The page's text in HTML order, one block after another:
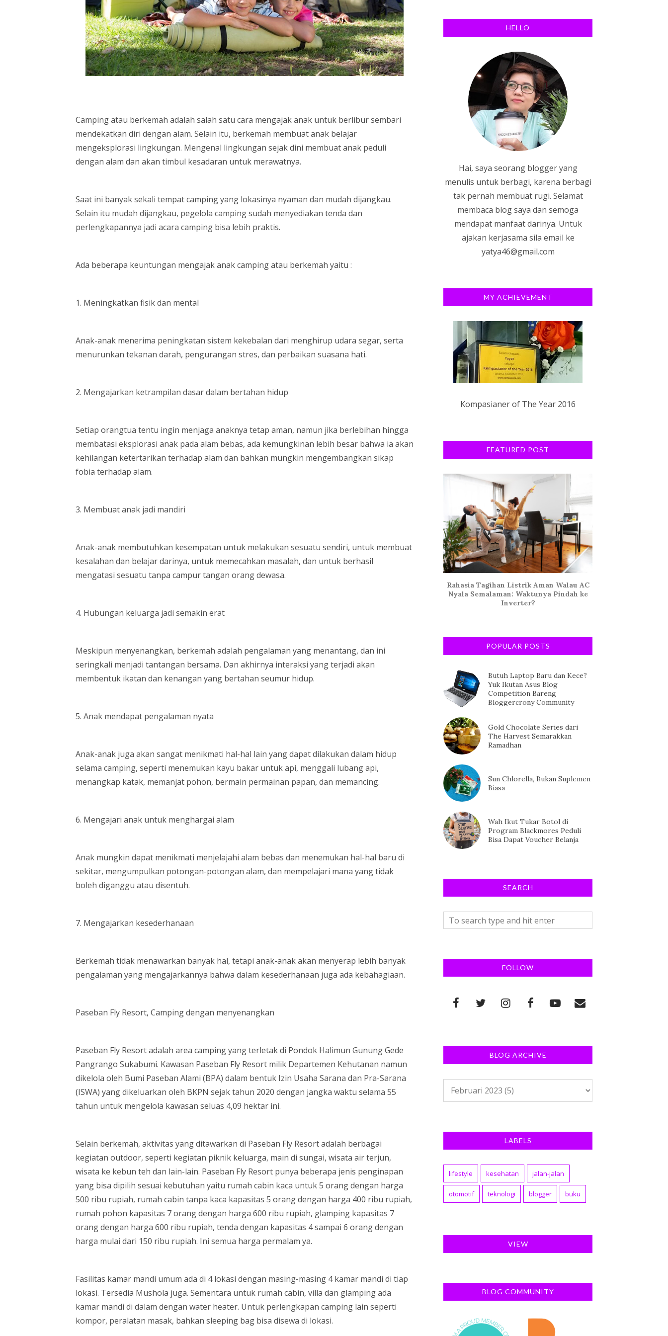
Camping atau berkemah adalah salah satu cara mengajak anak untuk berlibur sembari
mendekatkan diri dengan alam. Selain itu, berkemah membuat anak belajar
mengeksplorasi lingkungan. Mengenal lingkungan sejak dini membuat anak peduli
dengan alam dan akan timbul kesadaran untuk merawatnya.
Saat ini banyak sekali tempat camping yang lokasinya nyaman dan mudah dijangkau.
Selain itu mudah dijangkau, pegelola camping sudah menyediakan tenda dan
perlengkapannya jadi acara camping bisa lebih praktis.
Ada beberapa keuntungan mengajak anak camping atau berkemah yaitu :
1. Meningkatkan fisik dan mental
Anak-anak menerima peningkatan sistem kekebalan dari menghirup udara segar, serta
menurunkan tekanan darah, pengurangan stres, dan perbaikan suasana hati.
2. Mengajarkan ketrampilan dasar dalam bertahan hidup
Setiap orangtua tentu ingin menjaga anaknya tetap aman, namun jika berlebihan hingga
membatasi eksplorasi anak pada alam bebas, ada kemungkinan lebih besar bahwa ia akan
kehilangan ketertarikan terhadap alam dan bahkan mungkin mengembangkan sikap
fobia terhadap alam.
3. Membuat anak jadi mandiri
Anak-anak membutuhkan kesempatan untuk melakukan sesuatu sendiri, untuk membuat
kesalahan dan belajar darinya, untuk memecahkan masalah, dan untuk berhasil
mengatasi sesuatu tanpa campur tangan orang dewasa.
4. Hubungan keluarga jadi semakin erat
Meskipun menyenangkan, berkemah adalah pengalaman yang menantang, dan ini
seringkali menjadi tantangan bersama. Dan akhirnya interaksi yang terjadi akan
membentuk ikatan dan kenangan yang bertahan seumur hidup.
5. Anak mendapat pengalaman nyata
Anak-anak juga akan sangat menikmati hal-hal lain yang dapat dilakukan dalam hidup
selama camping, seperti menemukan kayu bakar untuk api, menggali lubang api,
menangkap katak, memanjat pohon, bermain permainan papan, dan memancing.
6. Mengajari anak untuk menghargai alam
Anak mungkin dapat menikmati menjelajahi alam bebas dan menemukan hal-hal baru di
sekitar, mengumpulkan potongan-potongan alam, dan mempelajari mana yang tidak
boleh diganggu atau disentuh.
7. Mengajarkan kesederhanaan
Berkemah tidak menawarkan banyak hal, tetapi anak-anak akan menyerap lebih banyak
pengalaman yang mengajarkannya bahwa dalam kesederhanaan juga ada kebahagiaan.
Paseban Fly Resort, Camping dengan menyenangkan
Paseban Fly Resort adalah area camping yang terletak di Pondok Halimun Gunung Gede
Pangrango Sukabumi. Kawasan Paseban Fly Resort milik Departemen Kehutanan namun
dikelola oleh Bumi Paseban Alami (BPA) dalam bentuk Izin Usaha Sarana dan Pra-Sarana
(ISWA) yang dikeluarkan oleh BKPN sejak tahun 2020 dengan jangka waktu selama 55
tahun untuk mengelola kawasan seluas 4,09 hektar ini.
Selain berkemah, aktivitas yang ditawarkan di Paseban Fly Resort adalah berbagai
kegiatan outdoor, seperti kegiatan piknik keluarga, main di sungai, wisata air terjun,
wisata ke kebun teh dan lain-lain. Paseban Fly Resort punya beberapa jenis penginapan
yang bisa dipilih sesuai kebutuhan yaitu rumah cabin kaca untuk 5 orang dengan harga
500 ribu rupiah, rumah cabin tanpa kaca kapasitas 5 orang dengan harga 400 ribu rupiah,
rumah pohon kapasitas 7 orang dengan harga 600 ribu rupiah, glamping kapasitas 7
orang dengan harga 600 ribu rupiah, tenda dengan kapasitas 4 sampai 6 orang dengan
harga mulai dari 150 ribu rupiah. Ini semua harga permalam ya.
Fasilitas kamar mandi umum ada di 4 lokasi dengan masing-masing 4 kamar mandi di tiap
lokasi. Tersedia Mushola juga. Sementara untuk rumah cabin, villa dan glamping ada
kamar mandi di dalam dengan water heater. Untuk perlengkapan camping lain seperti
kompor, peralatan masak, bahkan sleeping bag bisa disewa di lokasi.
HELLO
Hai, saya seorang blogger yang
menulis untuk berbagi, karena berbagi
tak pernah membuat rugi. Selamat
membaca blog saya dan semoga
mendapat manfaat darinya. Untuk
ajakan kerjasama sila email ke
yatya46@gmail.com
MY ACHIEVEMENT
Kompasianer of The Year 2016
FEATURED POST
Rahasia Tagihan Listrik Aman Walau AC
Nyala Semalaman: Waktunya Pindah ke
Inverter?
POPULAR POSTS
Butuh Laptop Baru dan Kece?
Yuk Ikutan Asus Blog
Competition Bareng
Bloggercrony Community
Gold Chocolate Series dari
The Harvest Semarakkan
Ramadhan
Sun Chlorella, Bukan Suplemen
Biasa
Wah Ikut Tukar Botol di
Program Blackmores Peduli
Bisa Dapat Voucher Belanja
SEARCH
FOLLOW
BLOG ARCHIVE
LABELS
lifestyle kesehatan jalan-jalan
otomotif teknologi blogger buku
VIEW
BLOG COMMUNITY